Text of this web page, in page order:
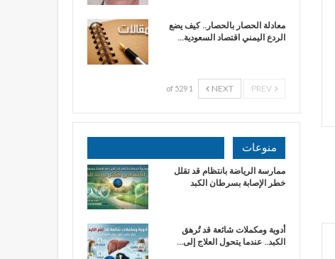
معادلة الحصار بالحصار.. كيف يضع
الردع اليمني اقتصاد السعودية…
NEXT
1 of 529
منوعات
ممارسة الرياضة بانتظام قد تقلل
خطر الإصابة بسرطان الكبد
أدوية ومكملات شائعة قد تُرهق
الكبد.. عندما يتحول العلاج إلى…